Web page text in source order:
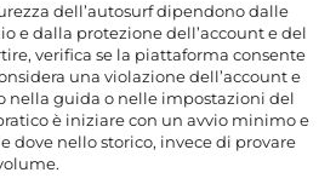
dell’autosurf dipendono dalle
e dalla protezione dell’account e del
verifica se la piattaforma consente
una violazione dell’account e
nella guida o nelle impostazioni del
è iniziare con un avvio minimo e
dove nello storico, invece di provare